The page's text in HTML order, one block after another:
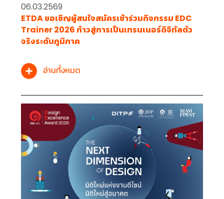
06.03.2569
ETDA ขอเชิญผู้สนใจสมัครเข้าร่วมกิจกรรม EDC
Trainer 2026 ก้าวสู่การเป็นเทรนเนอร์ดิจิทัลตัว
จริงระดับภูมิภาค
อ่านทั้งหมด